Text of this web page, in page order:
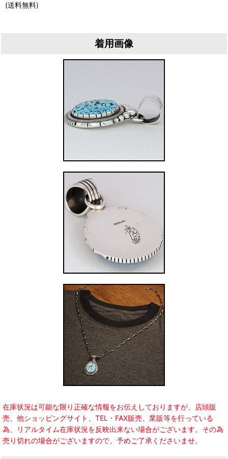
(送料無料)
着用画像
在庫状況は可能な限り正確な情報をお伝えしておりますが、店頭販
売、他ショッピングサイト、TEL・FAX販売、業販等を行っている
為、リアルタイム在庫状況を反映出来ない場合がございます。その為
売り切れの場合がございますので、予めご了承くださいませ。